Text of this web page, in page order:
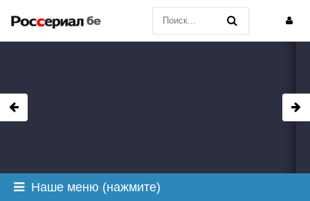
Наше меню (нажмите)